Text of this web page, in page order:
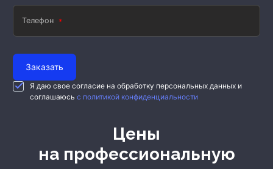
Телефон
Заказать
Я даю свое согласие на обработку персональных данных и
соглашаюсь с политикой конфиденциальности
Цены
на профессиональную